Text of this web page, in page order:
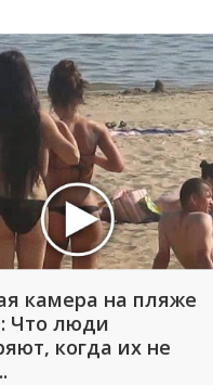
камера на пляже
Что люди
когда их не